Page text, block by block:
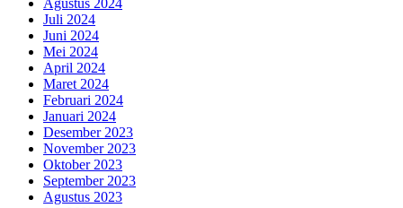
Agustus 2024
Juli 2024
Juni 2024
Mei 2024
April 2024
Maret 2024
Februari 2024
Januari 2024
Desember 2023
November 2023
Oktober 2023
September 2023
Agustus 2023